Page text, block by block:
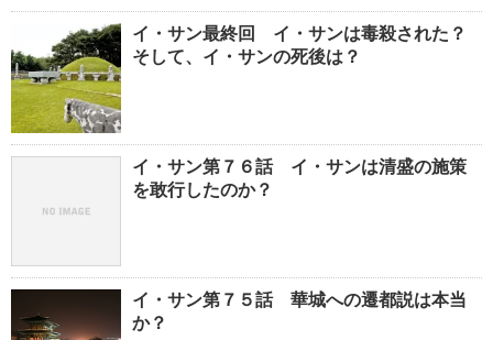
イ・サン最終回 イ・サンは毒殺された？
そして、イ・サンの死後は？
イ・サン第７６話 イ・サンは清盛の施策
を敢行したのか？
イ・サン第７５話 華城への遷都説は本当
か？